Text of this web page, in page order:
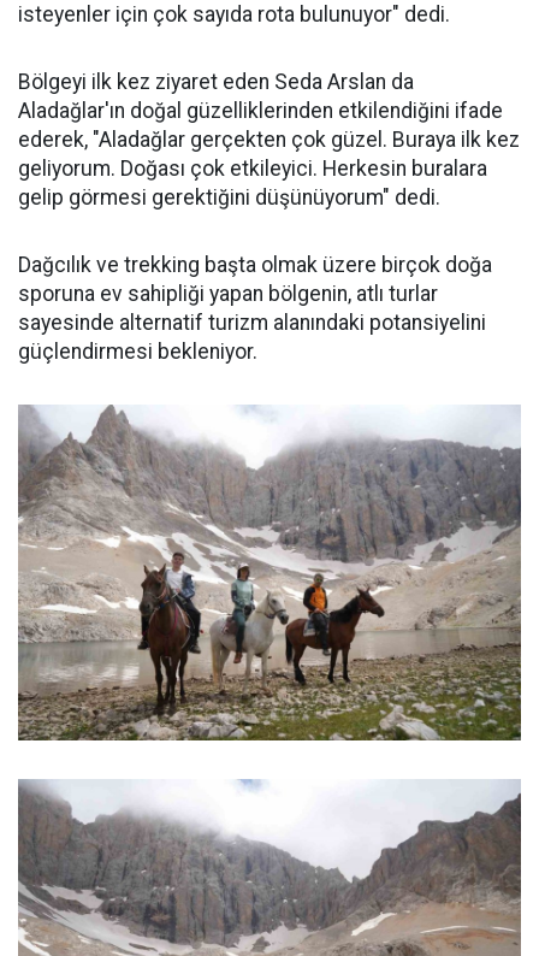
isteyenler için çok sayıda rota bulunuyor" dedi.
Bölgeyi ilk kez ziyaret eden Seda Arslan da
Aladağlar'ın doğal güzelliklerinden etkilendiğini ifade
ederek, "Aladağlar gerçekten çok güzel. Buraya ilk kez
geliyorum. Doğası çok etkileyici. Herkesin buralara
gelip görmesi gerektiğini düşünüyorum" dedi.
Dağcılık ve trekking başta olmak üzere birçok doğa
sporuna ev sahipliği yapan bölgenin, atlı turlar
sayesinde alternatif turizm alanındaki potansiyelini
güçlendirmesi bekleniyor.